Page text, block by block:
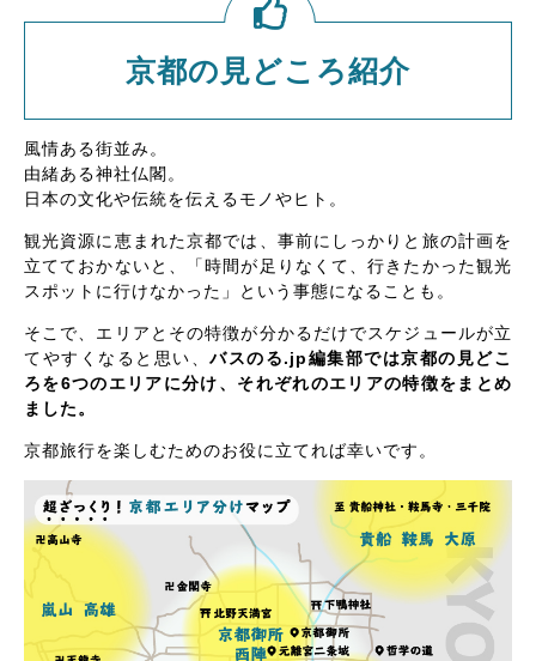
京都の見どころ紹介
風情ある街並み。
由緒ある神社仏閣。
日本の文化や伝統を伝えるモノやヒト。
観光資源に恵まれた京都では、事前にしっかりと旅の計画を
立てておかないと、「時間が足りなくて、行きたかった観光
スポットに行けなかった」という事態になることも。
そこで、エリアとその特徴が分かるだけでスケジュールが立
てやすくなると思い、バスのる.jp編集部では京都の見どこ
ろを6つのエリアに分け、それぞれのエリアの特徴をまとめ
ました。
京都旅行を楽しむためのお役に立てれば幸いです。